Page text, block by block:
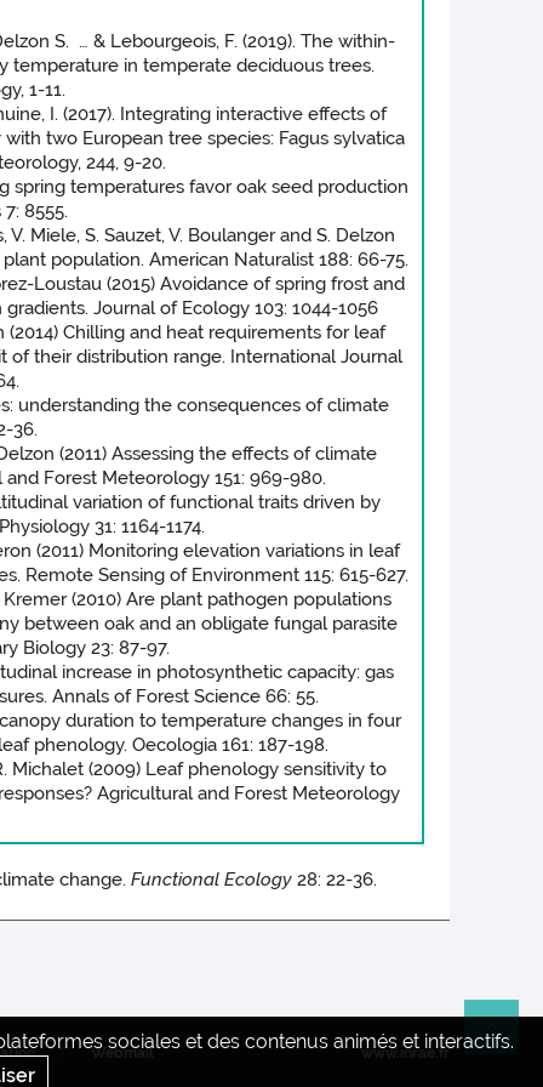
S. … & Lebourgeois, F. (2019). The within-
temperature in temperate deciduous trees.
1-11.
I. (2017). Integrating interactive effects of
two European tree species: Fagus sylvatica
244, 9-20.
spring temperatures favor oak seed production
8555.
Miele, S. Sauzet, V. Boulanger and S. Delzon
population. American Naturalist 188: 66-75.
Loustau (2015) Avoidance of spring frost and
Journal of Ecology 103: 1044-1056
(2014) Chilling and heat requirements for leaf
their distribution range. International Journal
understanding the consequences of climate
36.
(2011) Assessing the effects of climate
Forest Meteorology 151: 969-980.
variation of functional traits driven by
31: 1164-1174.
(2011) Monitoring elevation variations in leaf
Remote Sensing of Environment 115: 615-627.
Kremer (2010) Are plant pathogen populations
between oak and an obligate fungal parasite
Biology 23: 87-97.
increase in photosynthetic capacity: gas
Annals of Forest Science 66: 55.
canopy duration to temperature changes in four
phenology. Oecologia 161: 187-198.
Michalet (2009) Leaf phenology sensitivity to
Agricultural and Forest Meteorology
change.Functional Ecology28: 22-36.
sociales et des contenus animés et interactifs.
Webmail www.inrae.fr